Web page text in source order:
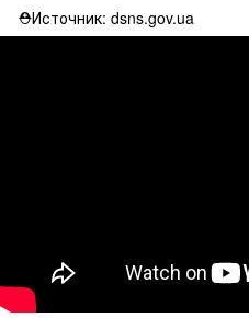
⛑Источник: dsns.gov.ua